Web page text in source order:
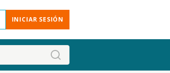
INICIAR SESIÓN